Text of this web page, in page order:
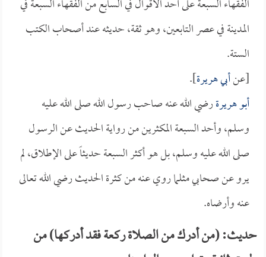
الفقهاء السبعة على أحد الأقوال في السابع من الفقهاء السبعة في
المدينة في عصر التابعين، وهو ثقة، حديثه عند أصحاب الكتب
الستة.
[عنأبي هريرة].
أبو هريرةرضي الله عنه صاحب رسول الله صلى الله عليه
وسلم، وأحد السبعة المكثرين من رواية الحديث عن الرسول
صلى الله عليه وسلم، بل هو أكثر السبعة حديثاً على الإطلاق، لم
يرو عن صحابي مثلما روي عنه من كثرة الحديث رضي الله تعالى
عنه وأرضاه.
حديث: (من أدرك من الصلاة ركعة فقد أدركها) من